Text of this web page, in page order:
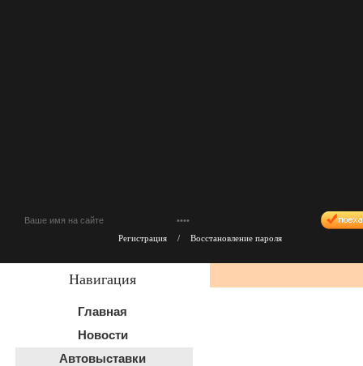
Регистрация / Восстановление пароля
Навигация
Главная
Новости
Автовыставки